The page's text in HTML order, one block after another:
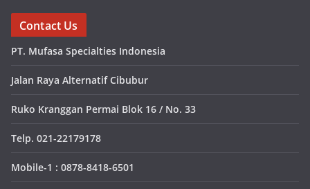
Contact Us
PT. Mufasa Specialties Indonesia
Jalan Raya Alternatif Cibubur
Ruko Kranggan Permai Blok 16 / No. 33
Telp. 021-22179178
Mobile-1 : 0878-8418-6501